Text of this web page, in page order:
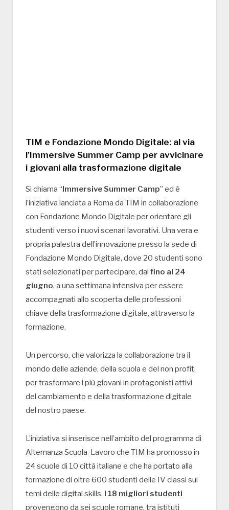
TIM e Fondazione Mondo Digitale: al via
l’Immersive Summer Camp per avvicinare
i giovani alla trasformazione digitale
Si chiama “Immersive Summer Camp” ed è
l’iniziativa lanciata a Roma da TIM in collaborazione
con Fondazione Mondo Digitale per orientare gli
studenti verso i nuovi scenari lavorativi. Una vera e
propria palestra dell’innovazione presso la sede di
Fondazione Mondo Digitale, dove 20 studenti sono
stati selezionati per partecipare, dal fino al 24
giugno, a una settimana intensiva per essere
accompagnati allo scoperta delle professioni
chiave della trasformazione digitale, attraverso la
formazione.
Un percorso, che valorizza la collaborazione tra il
mondo delle aziende, della scuola e del non profit,
per trasformare i più giovani in protagonisti attivi
del cambiamento e della trasformazione digitale
del nostro paese.
L’iniziativa si inserisce nell’ambito del programma di
Alternanza Scuola-Lavoro che TIM ha promosso in
24 scuole di 10 città italiane e che ha portato alla
formazione di oltre 600 studenti delle IV classi sui
temi delle digital skills. I 18 migliori studenti
provengono da sei scuole romane, tra istituti